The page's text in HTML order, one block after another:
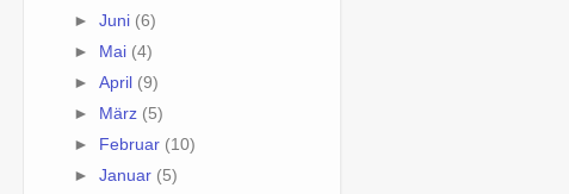
►Juni (6)
►
Mai (4)
►April (9)
►
März (5)
►
Februar (10)
►Januar (5)